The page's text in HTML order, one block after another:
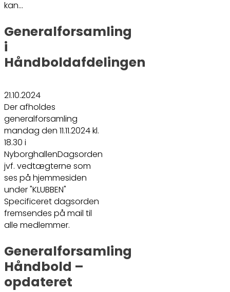
kan…
Generalforsamling
i
Håndboldafdelingen
21.10.2024
Der afholdes
generalforsamling
mandag den 11.11.2024 kl.
18.30 i
NyborghallenDagsorden
jvf. vedtægterne som
ses på hjemmesiden
under "KLUBBEN"
Specificeret dagsorden
fremsendes på mail til
alle medlemmer.
Generalforsamling
Håndbold –
opdateret